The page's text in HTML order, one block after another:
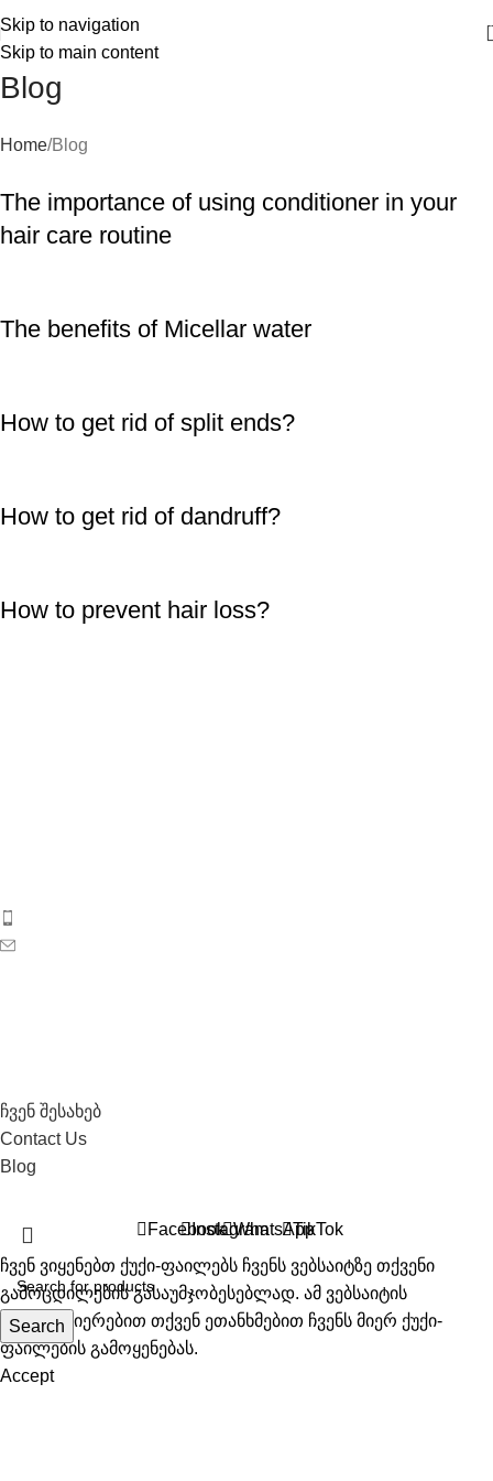
Skip to navigation
Skip to main content
Blog
Home Blog
The importance of using conditioner in your
hair care routine
The benefits of Micellar water
How to get rid of split ends?
How to get rid of dandruff?
How to prevent hair loss?
ჩვენ შესახებ
Contact Us
Blog
Search
FacebookInstagramWhatsAppTikTok
ჩვენ ვიყენებთ ქუქი-ფაილებს ჩვენს ვებსაიტზე თქვენი
გამოცდილების გასაუმჯობესებლად. ამ ვებსაიტის
დათვალიერებით თქვენ ეთანხმებით ჩვენს მიერ ქუქი-
ფაილების გამოყენებას.
Accept